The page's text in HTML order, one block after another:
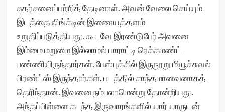
சுதர்சனைப்பற்றித் தேடினாள். அவன் வேலை செய்யும்
இடத்தை லிங்க்டின் இணையத்தளம்
உறுதிப்படுத்தியது. கூடவே இரண்டுபேர் அவனை
இம்மை மறுமை இல்லாமல் பாராட்டி ரெக்கமண்ட்
பண்ணியிருந்தார்கள். பேஸ்புக்கில் இருநூறு மியூச்சுவல்
பிரண்ட்ஸ் இருந்தார்கள். படத்தில் சாந்தமானவனாகத்
தெரிந்தான். இவனை நம்பலாமென்று தோன்றியது.
அந்தப்பிள்ளை கடந்த இருவாரங்களில் யார் யாருடன்